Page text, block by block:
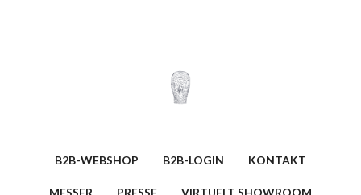
B2B-WEBSHOP B2B-LOGIN KONTAKT
MESSER PRESSE VIRTUELT SHOWROOM